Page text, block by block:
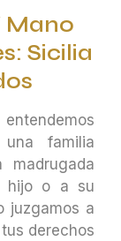
Mano
Sicilia
entendemos
familia
hijo o a su
juzgamos a
derechos